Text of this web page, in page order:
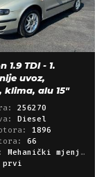
1.9 TDI - 1.
uvoz,
klima, alu 15"
256270
Diesel
1896
66
Mehanički mjenjač
prvi